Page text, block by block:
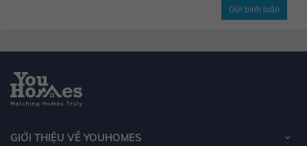
Gửi bình luận
GIỚI THIỆU VỀ YOUHOMES